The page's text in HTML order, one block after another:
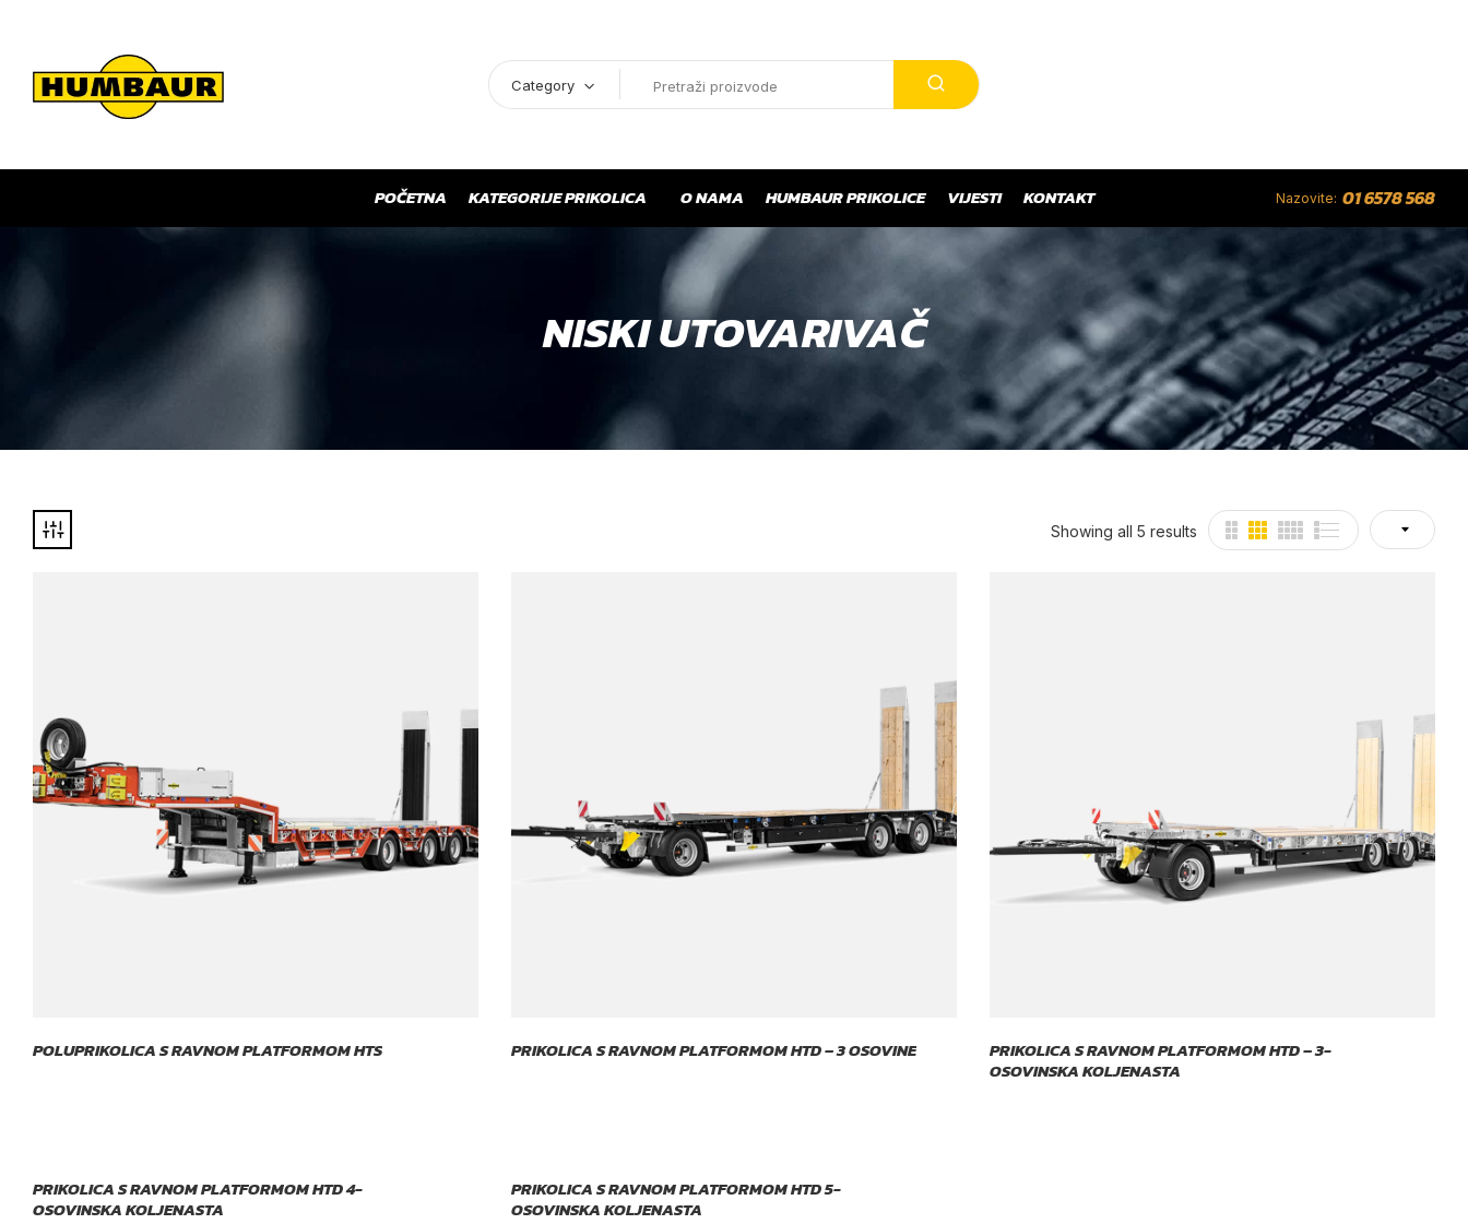
Category
POČETNA KATEGORIJE PRIKOLICA O NAMA HUMBAUR PRIKOLICE VIJESTI KONTAKT Nazovite: 01 6578 568
NISKI UTOVARIVAČ
Showing all 5 results
POLUPRIKOLICA S RAVNOM PLATFORMOM HTS PRIKOLICA S RAVNOM PLATFORMOM HTD – 3 OSOVINE
PRIKOLICA S RAVNOM PLATFORMOM HTD – 3-
OSOVINSKA KOLJENASTA
PRIKOLICA S RAVNOM PLATFORMOM HTD 4-
OSOVINSKA KOLJENASTA
PRIKOLICA S RAVNOM PLATFORMOM HTD 5-
OSOVINSKA KOLJENASTA